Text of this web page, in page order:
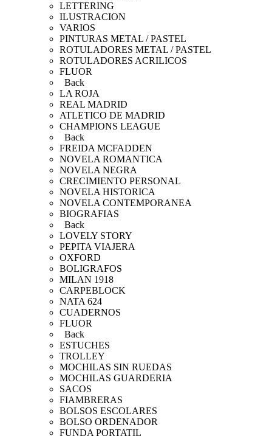
LETTERING
ILUSTRACION
VARIOS
PINTURAS METAL / PASTEL
ROTULADORES METAL / PASTEL
ROTULADORES ACRILICOS
FLUOR
Back
LA ROJA
REAL MADRID
ATLETICO DE MADRID
CHAMPIONS LEAGUE
Back
FREIDA MCFADDEN
NOVELA ROMANTICA
NOVELA NEGRA
CRECIMIENTO PERSONAL
NOVELA HISTORICA
NOVELA CONTEMPORANEA
BIOGRAFIAS
Back
LOVELY STORY
PEPITA VIAJERA
OXFORD
BOLIGRAFOS
MILAN 1918
CARPEBLOCK
NATA 624
CUADERNOS
FLUOR
Back
ESTUCHES
TROLLEY
MOCHILAS SIN RUEDAS
MOCHILAS GUARDERIA
SACOS
FIAMBRERAS
BOLSOS ESCOLARES
BOLSO ORDENADOR
FUNDA PORTATIL